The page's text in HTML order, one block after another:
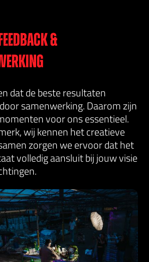
&
dat de beste resultaten
samenwerking. Daarom zijn
voor ons essentieel.
wij kennen het creatieve
zorgen we ervoor dat het
volledig aansluit bij jouw visie